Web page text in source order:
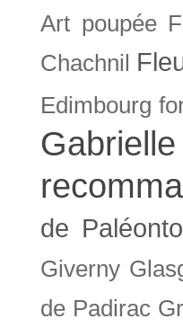
Art poupée
Chachnil
Edimbourg
de
Giverny
de Padirac